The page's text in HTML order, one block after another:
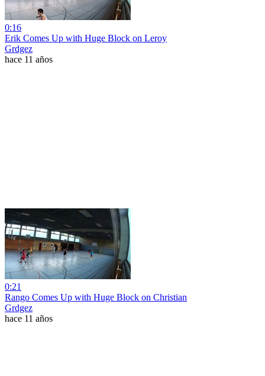
0:16
Erik Comes Up with Huge Block on Leroy
Grdgez
hace 11 años
0:21
Rango Comes Up with Huge Block on Christian
Grdgez
hace 11 años